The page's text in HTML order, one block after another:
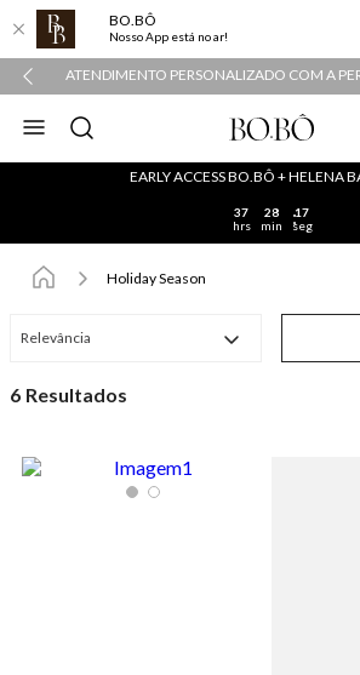
BO.BÔ
Nosso App está no ar!
ATENDIMENTO PERSONALIZADO COM A
EARLY ACCESS BO.BÔ + HELENA
37
hrs
28
min
17
seg
Holiday Season
Relevância
6